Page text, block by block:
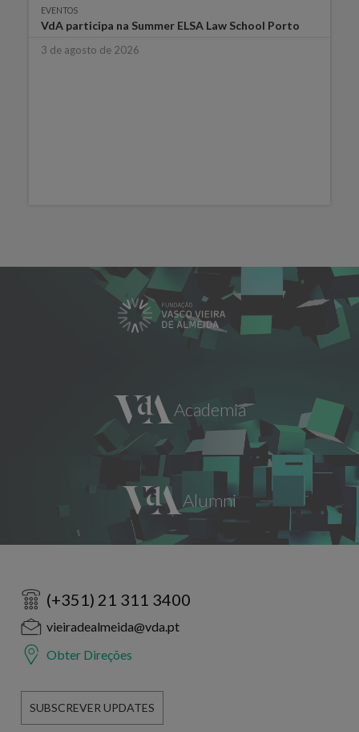
EVENTOS
VdA participa na Summer ELSA Law School Porto
3 de agosto de 2026
(+351) 21 311 3400
vieiradealmeida@vda.pt
Obter Direções
SUBSCREVER UPDATES